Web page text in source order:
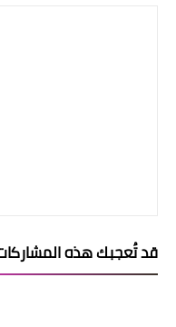
قد تُعجبك هذه